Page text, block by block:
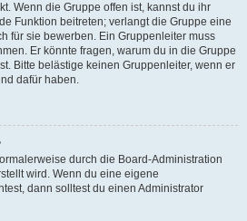
Wenn die Gruppe offen ist, kannst du ihr
Funktion beitreten; verlangt die Gruppe eine
für sie bewerben. Ein Gruppenleiter muss
Er könnte fragen, warum du in die Gruppe
Bitte belästige keinen Gruppenleiter, wenn er
dafür haben.
durch die Board-Administration
wird. Wenn du eine eigene
dann solltest du einen Administrator